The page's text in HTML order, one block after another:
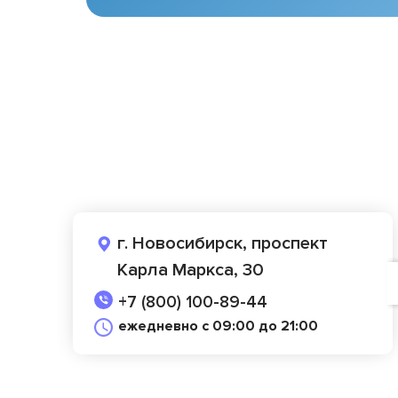
г. Новосибирск, проспект
Карла Маркса, 30
+7 (800) 100-89-44
ежедневно с 09:00 до 21:00